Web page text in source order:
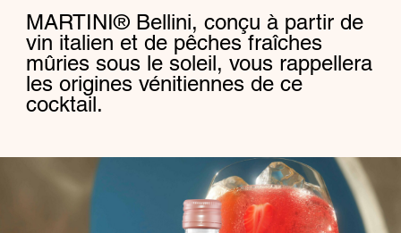
MARTINI® Bellini, conçu à partir de
vin italien et de pêches fraîches
mûries sous le soleil, vous rappellera
les origines vénitiennes de ce
cocktail.